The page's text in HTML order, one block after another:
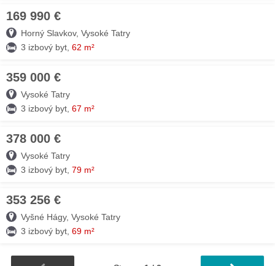
169 990 €
Horný Slavkov, Vysoké Tatry
3 izbový byt, 62 m²
359 000 €
Vysoké Tatry
3 izbový byt, 67 m²
378 000 €
Vysoké Tatry
3 izbový byt, 79 m²
353 256 €
Vyšné Hágy, Vysoké Tatry
3 izbový byt, 69 m²